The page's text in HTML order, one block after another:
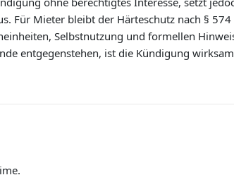
Für Mieter bleibt der Härteschutz nach §
Selbstnutzung und formellen
entgegenstehen, ist die Kündigung